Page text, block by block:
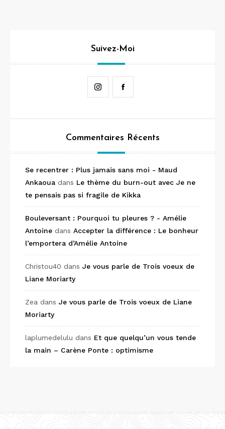
Suivez-Moi
Instagram
Commentaires Récents
Se recentrer : Plus jamais sans moi - Maud
Ankaoua dans Le thème du burn-out avec Je ne
te pensais pas si fragile de Kikka
Bouleversant : Pourquoi tu pleures ? - Amélie
Antoine dans Accepter la différence : Le bonheur
l’emportera d’Amélie Antoine
Christou40 dans Je vous parle de Trois voeux de
Liane Moriarty
Zea dans Je vous parle de Trois voeux de Liane
Moriarty
laplumedelulu dans Et que quelqu’un vous tende
la main – Carène Ponte : optimisme